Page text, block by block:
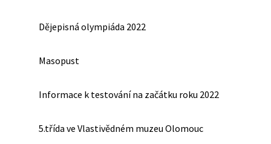
Dějepisná olympiáda 2022
Masopust
Informace k testování na začátku roku 2022
5.třída ve Vlastivědném muzeu Olomouc